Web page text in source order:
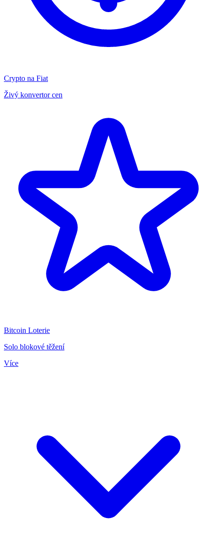
Crypto na Fiat
Živý konvertor cen
Bitcoin Loterie
Solo blokové těžení
Více